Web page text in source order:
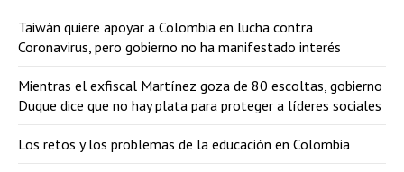
Taiwán quiere apoyar a Colombia en lucha contra
Coronavirus, pero gobierno no ha manifestado interés
Mientras el exfiscal Martínez goza de 80 escoltas, gobierno
Duque dice que no hay plata para proteger a líderes sociales
Los retos y los problemas de la educación en Colombia